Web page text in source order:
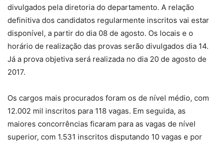
divulgados pela diretoria do departamento. A relação
definitiva dos candidatos regularmente inscritos vai estar
disponível, a partir do dia 08 de agosto. Os locais e o
horário de realização das provas serão divulgados dia 14.
Já a prova objetiva será realizada no dia 20 de agosto de
2017.
Os cargos mais procurados foram os de nível médio, com
12.002 mil inscritos para 118 vagas. Em seguida, as
maiores concorrências ficaram para as vagas de nível
superior, com 1.531 inscritos disputando 10 vagas e por